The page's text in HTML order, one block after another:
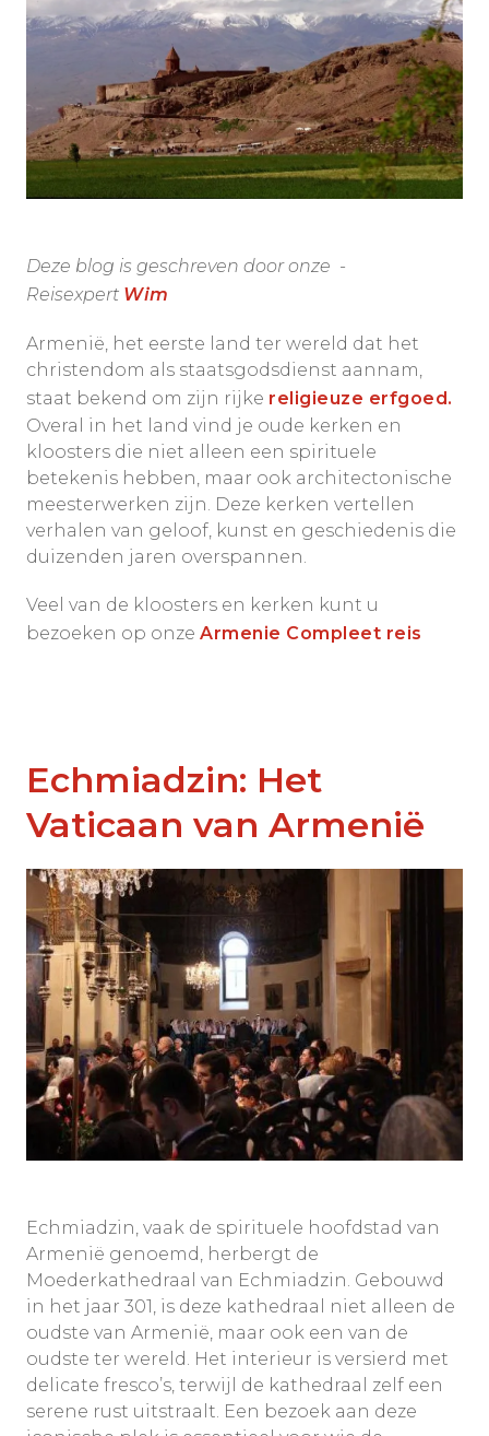
Deze blog is geschreven door onze -
Reisexpert Wim
Armenië, het eerste land ter wereld dat het
christendom als staatsgodsdienst aannam,
staat bekend om zijn rijke religieuze erfgoed.
Overal in het land vind je oude kerken en
kloosters die niet alleen een spirituele
betekenis hebben, maar ook architectonische
meesterwerken zijn. Deze kerken vertellen
verhalen van geloof, kunst en geschiedenis die
duizenden jaren overspannen.
Veel van de kloosters en kerken kunt u
bezoeken op onze Armenie Compleet reis
Echmiadzin: Het
Vaticaan van Armenië
Echmiadzin, vaak de spirituele hoofdstad van
Armenië genoemd, herbergt de
Moederkathedraal van Echmiadzin. Gebouwd
in het jaar 301, is deze kathedraal niet alleen de
oudste van Armenië, maar ook een van de
oudste ter wereld. Het interieur is versierd met
delicate fresco’s, terwijl de kathedraal zelf een
serene rust uitstraalt. Een bezoek aan deze